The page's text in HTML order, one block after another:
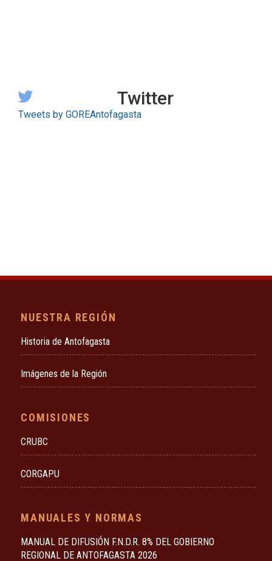
Twitter
Tweets by GOREAntofagasta
NUESTRA REGIÓN
Historia de Antofagasta
Imágenes de la Región
COMISIONES
CRUBC
CORGAPU
MANUALES Y NORMAS
MANUAL DE DIFUSIÓN F.N.D.R. 8% DEL GOBIERNO
REGIONAL DE ANTOFAGASTA 2026